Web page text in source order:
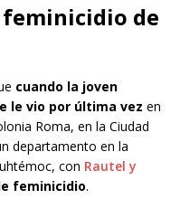
feminicidio de
cuando la joven
le vio por última vez en
Roma, en la Ciudad
departamento en la
con Rautel y
feminicidio.